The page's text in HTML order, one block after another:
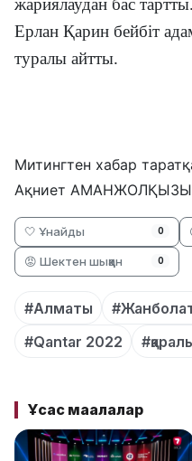
жариялаудан бас
Ерлан Қарин бейбіт
туралы айтты.
Митингтен хабар
Ақниет АМАНЖОЛҚЫЗЫ
🤍 Ұнайды 0
😡 Шектен шыққан 0
#Алматы
#Qantar 2022
Ұқсас мақалалар